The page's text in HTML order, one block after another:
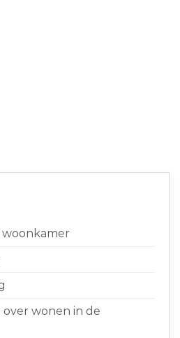
woonkamer
wonen in de